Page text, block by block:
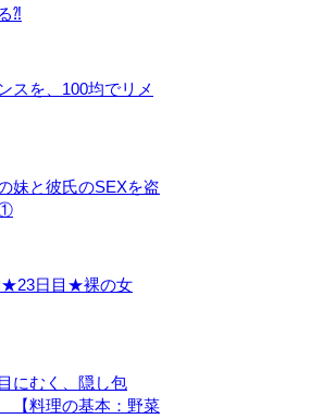
⁈
スを、100均でリメ
妹と彼氏のSEXを盗
①
日目★裸の女
にむく、隠し包
理の基本：野菜